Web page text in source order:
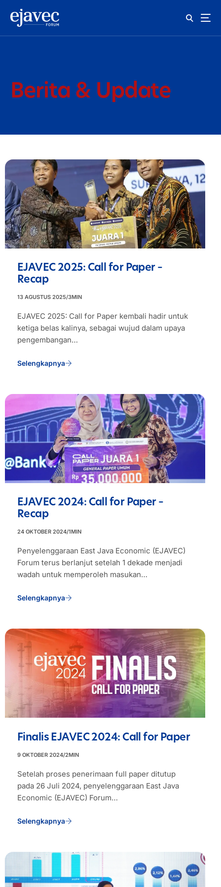
Berita & Update
EJAVEC 2025: Call for Paper –
Recap
13 AGUSTUS 2025/3MIN
EJAVEC 2025: Call for Paper kembali hadir untuk
ketiga belas kalinya, sebagai wujud dalam upaya
pengembangan…
Selengkapnya
EJAVEC 2024: Call for Paper –
Recap
24 OKTOBER 2024/1MIN
Penyelenggaraan East Java Economic (EJAVEC)
Forum terus berlanjut setelah 1 dekade menjadi
wadah untuk memperoleh masukan…
Selengkapnya
Finalis EJAVEC 2024: Call for Paper
9 OKTOBER 2024/2MIN
Setelah proses penerimaan full paper ditutup
pada 26 Juli 2024, penyelenggaraan East Java
Economic (EJAVEC) Forum…
Selengkapnya